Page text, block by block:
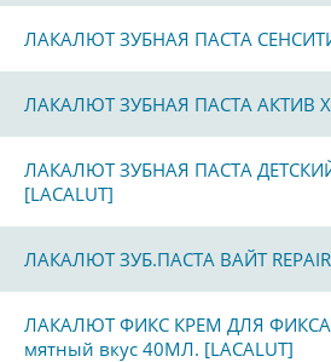
ЛАКАЛЮТ ЗУБНАЯ ПАСТА
ЛАКАЛЮТ ЗУБНАЯ ПАСТА АКТИВ
ЛАКАЛЮТ ЗУБНАЯ ПАСТА
[LACALUT]
ЛАКАЛЮТ ЗУБ.ПАСТА ВАЙТ
ЛАКАЛЮТ ФИКС КРЕМ ДЛЯ
мятный вкус 40МЛ. [LACALUT]